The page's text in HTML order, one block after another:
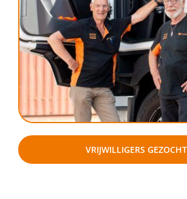
VRIJWILLIGERS GEZOCHT